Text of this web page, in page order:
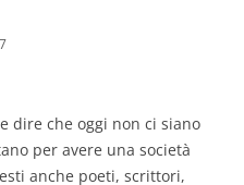
dire che oggi non ci siano
per avere una società
anche poeti, scrittori,